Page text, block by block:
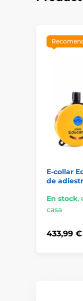
E-collar
de
En stock,
casa
433,99 €